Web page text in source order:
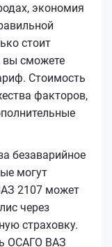
экономия
стоит
вы сможете
Стоимость
факторов,
безаварийное
могут
2107 может
через
страховку.
ОСАГО ВАЗ